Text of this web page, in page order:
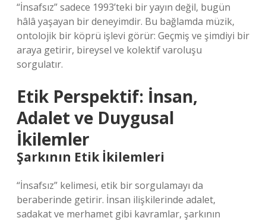
“İnsafsız” sadece 1993’teki bir yayın değil, bugün
hâlâ yaşayan bir deneyimdir. Bu bağlamda müzik,
ontolojik bir köprü işlevi görür: Geçmiş ve şimdiyi bir
araya getirir, bireysel ve kolektif varoluşu
sorgulatır.
Etik Perspektif: İnsan,
Adalet ve Duygusal
İkilemler
Şarkının Etik İkilemleri
“İnsafsız” kelimesi, etik bir sorgulamayı da
beraberinde getirir. İnsan ilişkilerinde adalet,
sadakat ve merhamet gibi kavramlar, şarkının